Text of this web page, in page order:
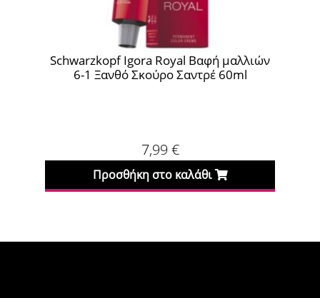
Schwarzkopf Igora Royal Absolutes Βαφή
μαλλιών 7-50 Ξανθό Μεσαίο Φυσικό
7,99 €
Προσθήκη στο καλάθι